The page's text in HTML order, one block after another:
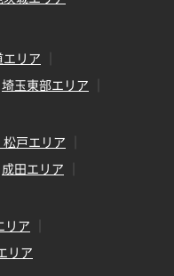
リア
埼玉東部エリア
松戸エリア
成田エリア
リア
リア